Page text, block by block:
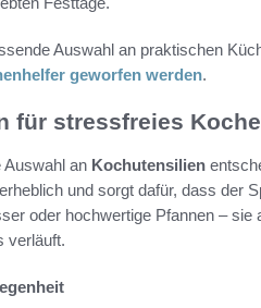
Auswahl an praktischen
geworfen werden.
für stressfreies
Auswahl an Kochutensilien
und sorgt dafür, dass der
oder hochwertige Pfannen – sie
verläuft.